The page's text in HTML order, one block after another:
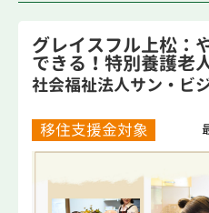
グレイスフル上松：
できる！特別養護老
援専門...
社会福祉法人サン・ビ
移住支援金対象